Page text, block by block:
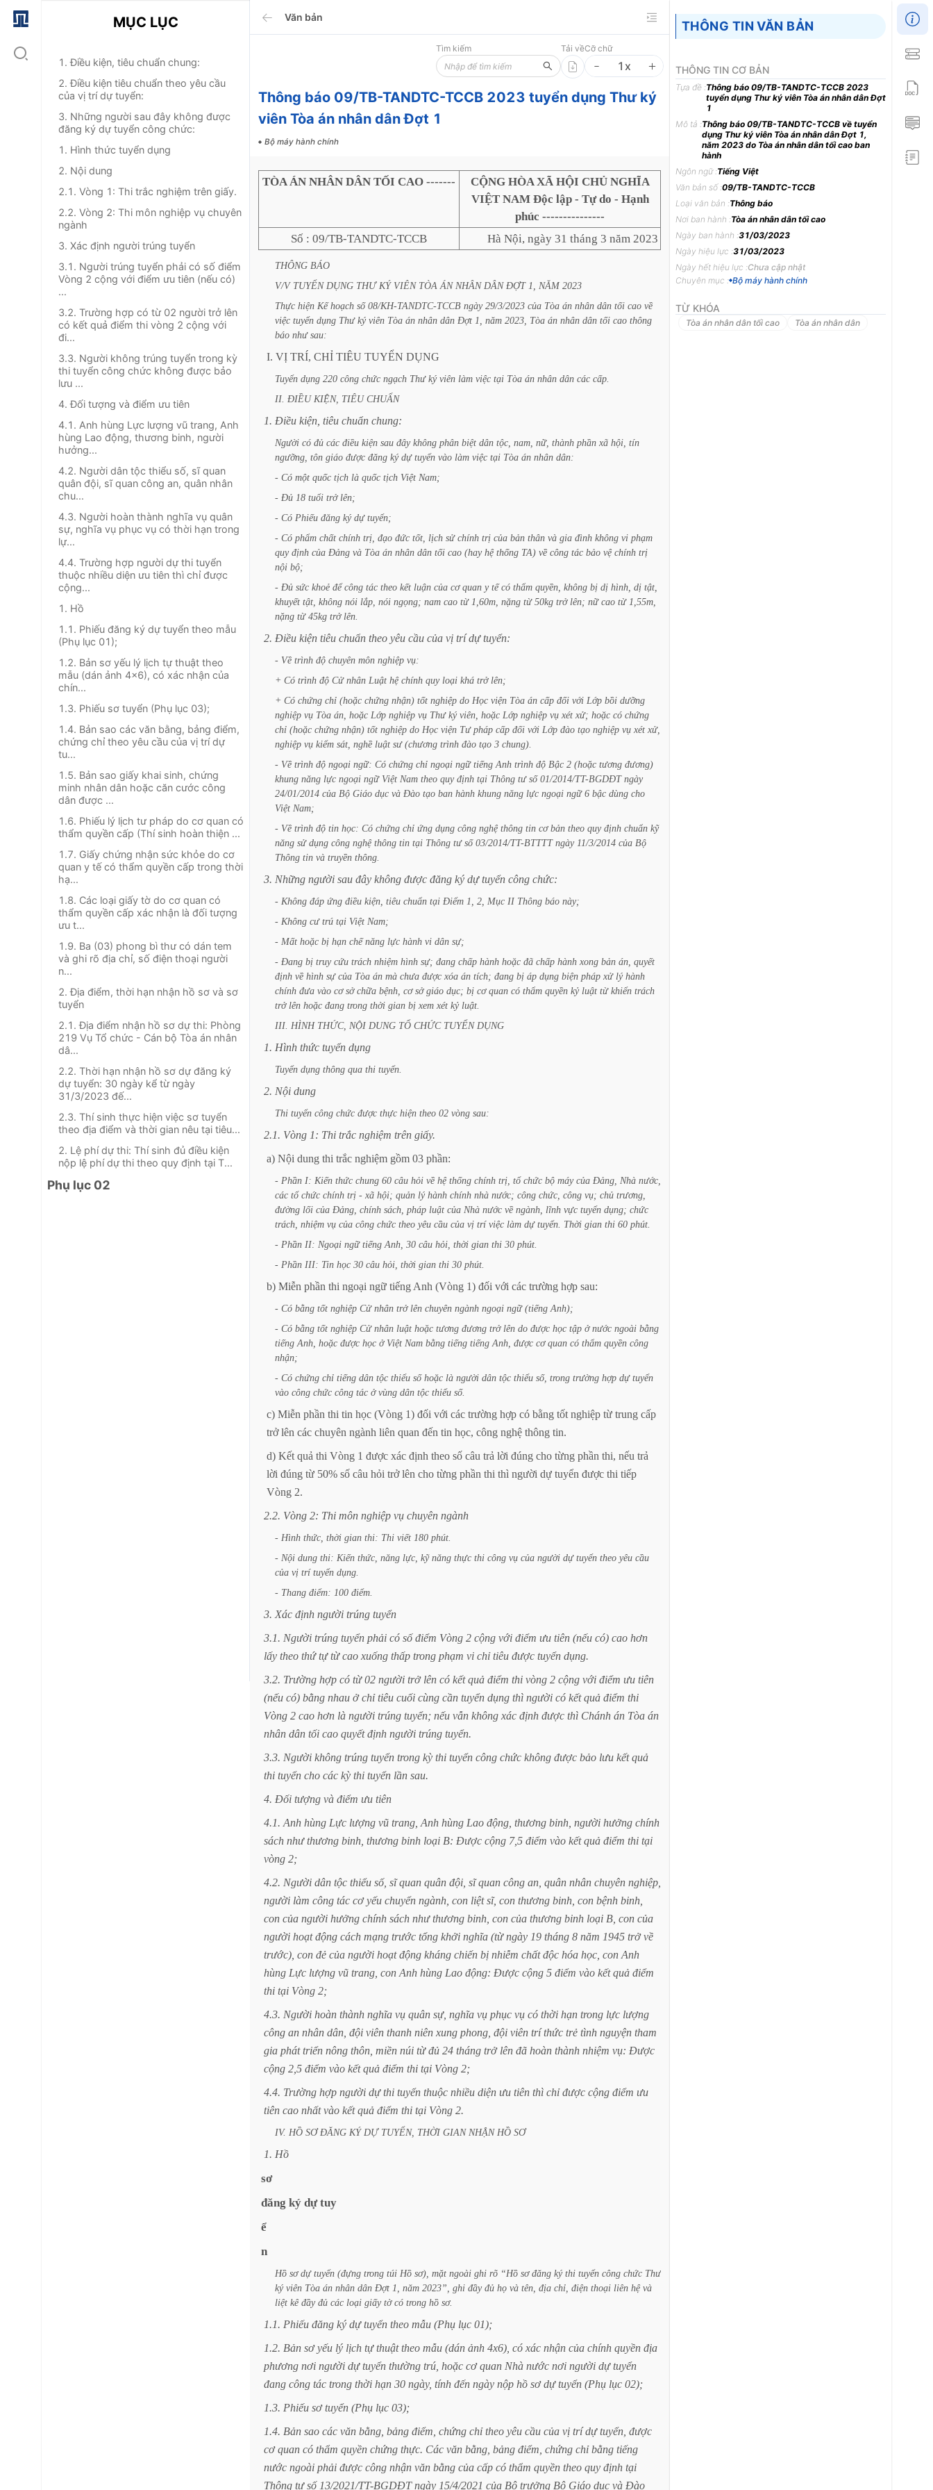
MỤC LỤC
1. Điều kiện, tiêu chuẩn chung:
2. Điều kiện tiêu chuẩn theo yêu cầu
của vị trí dự tuyển:
3. Những người sau đây không được
đăng ký dự tuyển công chức:
1. Hình thức tuyển dụng
2. Nội dung
2.1. Vòng 1: Thi trắc nghiệm trên giấy.
2.2. Vòng 2: Thi môn nghiệp vụ chuyên
ngành
3. Xác định người trúng tuyển
3.1. Người trúng tuyển phải có số điểm
Vòng 2 cộng với điểm ưu tiên (nếu có)
...
3.2. Trường hợp có từ 02 người trở lên
có kết quả điểm thi vòng 2 cộng với
đi...
3.3. Người không trúng tuyển trong kỳ
thi tuyển công chức không được bảo
lưu ...
4. Đối tượng và điểm ưu tiên
4.1. Anh hùng Lực lượng vũ trang, Anh
hùng Lao động, thương binh, người
hưởng...
4.2. Người dân tộc thiểu số, sĩ quan
quân đội, sĩ quan công an, quân nhân
chu...
4.3. Người hoàn thành nghĩa vụ quân
sự, nghĩa vụ phục vụ có thời hạn trong
lự...
4.4. Trường hợp người dự thi tuyển
thuộc nhiều diện ưu tiên thì chỉ được
cộng...
1. Hồ
1.1. Phiếu đăng ký dự tuyển theo mẫu
(Phụ lục 01);
1.2. Bản sơ yếu lý lịch tự thuật theo
mẫu (dán ảnh 4x6), có xác nhận của
chín...
1.3. Phiếu sơ tuyển (Phụ lục 03);
1.4. Bản sao các văn bằng, bảng điểm,
chứng chỉ theo yêu cầu của vị trí dự
tu...
1.5. Bản sao giấy khai sinh, chứng
minh nhân dân hoặc căn cước công
dân được ...
1.6. Phiếu lý lịch tư pháp do cơ quan có
thẩm quyền cấp (Thí sinh hoàn thiện ...
1.7. Giấy chứng nhận sức khỏe do cơ
quan y tế có thẩm quyền cấp trong thời
hạ...
1.8. Các loại giấy tờ do cơ quan có
thẩm quyền cấp xác nhận là đối tượng
ưu t...
1.9. Ba (03) phong bì thư có dán tem
và ghi rõ địa chỉ, số điện thoại người
n...
2. Địa điểm, thời hạn nhận hồ sơ và sơ
tuyển
2.1. Địa điểm nhận hồ sơ dự thi: Phòng
219 Vụ Tổ chức - Cán bộ Tòa án nhân
dâ...
2.2. Thời hạn nhận hồ sơ dự đăng ký
dự tuyển: 30 ngày kể từ ngày
31/3/2023 đế...
2.3. Thí sinh thực hiện việc sơ tuyển
theo địa điểm và thời gian nêu tại tiêu...
2. Lệ phí dự thi: Thí sinh đủ điều kiện
nộp lệ phí dự thi theo quy định tại T...
Phụ lục 02
Văn bản
Tìm kiếm Tải vềCỡ chữ
1 x
Thông báo 09/TB-TANDTC-TCCB 2023 tuyển dụng Thư ký
viên Tòa án nhân dân Đợt 1
Bộ máy hành chính
TÒA ÁN NHÂN DÂN TỐI CAO -------
CỘNG HÒA XÃ HỘI CHỦ NGHĨA
VIỆT NAM Độc lập - Tự do - Hạnh
phúc ---------------
Số : 09/TB-TANDTC-TCCB
Hà Nội, ngày 31 tháng 3 năm 2023
THÔNG BÁO
V/V TUYỂN DỤNG THƯ KÝ VIÊN TÒA ÁN NHÂN DÂN ĐỢT 1, NĂM 2023
Thực hiện Kế hoạch số 08/KH-TANDTC-TCCB ngày 29/3/2023 của Tòa án nhân dân tối cao về
việc tuyển dụng Thư ký viên Tòa án nhân dân Đợt 1, năm 2023, Tòa án nhân dân tối cao thông
báo như sau:
I. VỊ TRÍ, CHỈ TIÊU TUYỂN DỤNG
Tuyển dụng 220 công chức ngạch Thư ký viên làm việc tại Tòa án nhân dân các cấp.
II. ĐIỀU KIỆN, TIÊU CHUẨN
1. Điều kiện, tiêu chuẩn chung:
Người có đủ các điều kiện sau đây không phân biệt dân tộc, nam, nữ, thành phần xã hội, tín
ngưỡng, tôn giáo được đăng ký dự tuyển vào làm việc tại Tòa án nhân dân:
- Có một quốc tịch là quốc tịch Việt Nam;
- Đủ 18 tuổi trở lên;
- Có Phiếu đăng ký dự tuyển;
- Có phẩm chất chính trị, đạo đức tốt, lịch sử chính trị của bản thân và gia đình không vi phạm
quy định của Đảng và Tòa án nhân dân tối cao (hay hệ thống TA) về công tác bảo vệ chính trị
nội bộ;
- Đủ sức khoẻ để công tác theo kết luận của cơ quan y tế có thẩm quyền, không bị dị hình, dị tật,
khuyết tật, không nói lắp, nói ngọng; nam cao từ 1,60m, nặng từ 50kg trở lên; nữ cao từ 1,55m,
nặng từ 45kg trở lên.
2. Điều kiện tiêu chuẩn theo yêu cầu của vị trí dự tuyển:
- Về trình độ chuyên môn nghiệp vụ:
+ Có trình độ Cử nhân Luật hệ chính quy loại khá trở lên;
+ Có chứng chỉ (hoặc chứng nhận) tốt nghiệp do Học viện Tòa án cấp đối với Lớp bồi dưỡng
nghiệp vụ Tòa án, hoặc Lớp nghiệp vụ Thư ký viên, hoặc Lớp nghiệp vụ xét xử; hoặc có chứng
chỉ (hoặc chứng nhận) tốt nghiệp do Học viện Tư pháp cấp đối với Lớp đào tạo nghiệp vụ xét xử,
nghiệp vụ kiểm sát, nghề luật sư (chương trình đào tạo 3 chung).
- Về trình độ ngoại ngữ: Có chứng chỉ ngoại ngữ tiếng Anh trình độ Bậc 2 (hoặc tương đương)
khung năng lực ngoại ngữ Việt Nam theo quy định tại Thông tư số 01/2014/TT-BGDĐT ngày
24/01/2014 của Bộ Giáo dục và Đào tạo ban hành khung năng lực ngoại ngữ 6 bậc dùng cho
Việt Nam;
- Về trình độ tin học: Có chứng chỉ ứng dụng công nghệ thông tin cơ bản theo quy định chuẩn kỹ
năng sử dụng công nghệ thông tin tại Thông tư số 03/2014/TT-BTTTT ngày 11/3/2014 của Bộ
Thông tin và truyền thông.
3. Những người sau đây không được đăng ký dự tuyển công chức:
- Không đáp ứng điều kiện, tiêu chuẩn tại Điểm 1, 2, Mục II Thông báo này;
- Không cư trú tại Việt Nam;
- Mất hoặc bị hạn chế năng lực hành vi dân sự;
- Đang bị truy cứu trách nhiệm hình sự; đang chấp hành hoặc đã chấp hành xong bản án, quyết
định về hình sự của Tòa án mà chưa được xóa án tích; đang bị áp dụng biện pháp xử lý hành
chính đưa vào cơ sở chữa bệnh, cơ sở giáo dục; bị cơ quan có thẩm quyền kỷ luật từ khiển trách
trở lên hoặc đang trong thời gian bị xem xét kỷ luật.
III. HÌNH THỨC, NỘI DUNG TỔ CHỨC TUYỂN DỤNG
1. Hình thức tuyển dụng
Tuyển dụng thông qua thi tuyển.
2. Nội dung
Thi tuyển công chức được thực hiện theo 02 vòng sau:
2.1. Vòng 1: Thi trắc nghiệm trên giấy.
a) Nội dung thi trắc nghiệm gồm 03 phần:
- Phần I: Kiến thức chung 60 câu hỏi về hệ thống chính trị, tổ chức bộ máy của Đảng, Nhà nước,
các tổ chức chính trị - xã hội; quản lý hành chính nhà nước; công chức, công vụ; chủ trương,
đường lối của Đảng, chính sách, pháp luật của Nhà nước về ngành, lĩnh vực tuyển dụng; chức
trách, nhiệm vụ của công chức theo yêu cầu của vị trí việc làm dự tuyển. Thời gian thi 60 phút.
- Phần II: Ngoại ngữ tiếng Anh, 30 câu hỏi, thời gian thi 30 phút.
- Phần III: Tin học 30 câu hỏi, thời gian thi 30 phút.
b) Miễn phần thi ngoại ngữ tiếng Anh (Vòng 1) đối với các trường hợp sau:
- Có bằng tốt nghiệp Cử nhân trở lên chuyên ngành ngoại ngữ (tiếng Anh);
- Có bằng tốt nghiệp Cử nhân luật hoặc tương đương trở lên do được học tập ở nước ngoài bằng
tiếng Anh, hoặc được học ở Việt Nam bằng tiếng tiếng Anh, được cơ quan có thẩm quyền công
nhận;
- Có chứng chỉ tiếng dân tộc thiểu số hoặc là người dân tộc thiểu số, trong trường hợp dự tuyển
vào công chức công tác ở vùng dân tộc thiểu số.
c) Miễn phần thi tin học (Vòng 1) đối với các trường hợp có bằng tốt nghiệp từ trung cấp
trở lên các chuyên ngành liên quan đến tin học, công nghệ thông tin.
d) Kết quả thi Vòng 1 được xác định theo số câu trả lời đúng cho từng phần thi, nếu trả
lời đúng từ 50% số câu hỏi trở lên cho từng phần thi thì người dự tuyển được thi tiếp
Vòng 2.
2.2. Vòng 2: Thi môn nghiệp vụ chuyên ngành
- Hình thức, thời gian thi: Thi viết 180 phút.
- Nội dung thi: Kiến thức, năng lực, kỹ năng thực thi công vụ của người dự tuyển theo yêu cầu
của vị trí tuyển dụng.
- Thang điểm: 100 điểm.
3. Xác định người trúng tuyển
3.1. Người trúng tuyển phải có số điểm Vòng 2 cộng với điểm ưu tiên (nếu có) cao hơn
lấy theo thứ tự từ cao xuống thấp trong phạm vi chỉ tiêu được tuyển dụng.
3.2. Trường hợp có từ 02 người trở lên có kết quả điểm thi vòng 2 cộng với điểm ưu tiên
(nếu có) bằng nhau ở chỉ tiêu cuối cùng cần tuyển dụng thì người có kết quả điểm thi
Vòng 2 cao hơn là người trúng tuyển; nếu vẫn không xác định được thì Chánh án Tòa án
nhân dân tối cao quyết định người trúng tuyển.
3.3. Người không trúng tuyển trong kỳ thi tuyển công chức không được bảo lưu kết quả
thi tuyển cho các kỳ thi tuyển lần sau.
4. Đối tượng và điểm ưu tiên
4.1. Anh hùng Lực lượng vũ trang, Anh hùng Lao động, thương binh, người hưởng chính
sách như thương binh, thương binh loại B: Được cộng 7,5 điểm vào kết quả điểm thi tại
vòng 2;
4.2. Người dân tộc thiểu số, sĩ quan quân đội, sĩ quan công an, quân nhân chuyên nghiệp,
người làm công tác cơ yếu chuyển ngành, con liệt sĩ, con thương binh, con bệnh binh,
con của người hưởng chính sách như thương binh, con của thương binh loại B, con của
người hoạt động cách mạng trước tổng khởi nghĩa (từ ngày 19 tháng 8 năm 1945 trở về
trước), con đẻ của người hoạt động kháng chiến bị nhiễm chất độc hóa học, con Anh
hùng Lực lượng vũ trang, con Anh hùng Lao động: Được cộng 5 điểm vào kết quả điểm
thi tại Vòng 2;
4.3. Người hoàn thành nghĩa vụ quân sự, nghĩa vụ phục vụ có thời hạn trong lực lượng
công an nhân dân, đội viên thanh niên xung phong, đội viên trí thức trẻ tình nguyện tham
gia phát triển nông thôn, miền núi từ đủ 24 tháng trở lên đã hoàn thành nhiệm vụ: Được
cộng 2,5 điểm vào kết quả điểm thi tại Vòng 2;
4.4. Trường hợp người dự thi tuyển thuộc nhiều diện ưu tiên thì chỉ được cộng điểm ưu
tiên cao nhất vào kết quả điểm thi tại Vòng 2.
IV. HỒ SƠ ĐĂNG KÝ DỰ TUYỂN, THỜI GIAN NHẬN HỒ SƠ
1. Hồ
sơ
đăng ký dự tuy
ể
n
Hồ sơ dự tuyển (đựng trong túi Hồ sơ), mặt ngoài ghi rõ “Hồ sơ đăng ký thi tuyển công chức Thư
ký viên Tòa án nhân dân Đợt 1, năm 2023”, ghi đầy đủ họ và tên, địa chỉ, điện thoại liên hệ và
liệt kê đầy đủ các loại giấy tờ có trong hồ sơ.
1.1. Phiếu đăng ký dự tuyển theo mẫu (Phụ lục 01);
1.2. Bản sơ yếu lý lịch tự thuật theo mẫu (dán ảnh 4x6), có xác nhận của chính quyền địa
phương nơi người dự tuyển thường trú, hoặc cơ quan Nhà nước nơi người dự tuyển
đang công tác trong thời hạn 30 ngày, tính đến ngày nộp hồ sơ dự tuyển (Phụ lục 02);
1.3. Phiếu sơ tuyển (Phụ lục 03);
1.4. Bản sao các văn bằng, bảng điểm, chứng chỉ theo yêu cầu của vị trí dự tuyển, được
cơ quan có thẩm quyền chứng thực. Các văn bằng, bảng điểm, chứng chỉ bằng tiếng
nước ngoài phải được công nhận văn bằng của cấp có thẩm quyền theo quy định tại
Thông tư số 13/2021/TT-BGDĐT ngày 15/4/2021 của Bộ trưởng Bộ Giáo dục và Đào
THÔNG TIN VĂN BẢN
THÔNG TIN CƠ BẢN
Tựa đề :Thông báo 09/TB-TANDTC-TCCB 2023
tuyển dụng Thư ký viên Tòa án nhân dân Đợt
1
Mô tả :Thông báo 09/TB-TANDTC-TCCB về tuyển
dụng Thư ký viên Tòa án nhân dân Đợt 1,
năm 2023 do Tòa án nhân dân tối cao ban
hành
Ngôn ngữ :Tiếng Việt
Văn bản số :09/TB-TANDTC-TCCB
Loại văn bản :Thông báo
Nơi ban hành :Tòa án nhân dân tối cao
Ngày ban hành :31/03/2023
Ngày hiệu lực :31/03/2023
Ngày hết hiệu lực :Chưa cập nhật
Chuyên mục : Bộ máy hành chính
TỪ KHÓA
Tòa án nhân dân tối cao Tòa án nhân dân